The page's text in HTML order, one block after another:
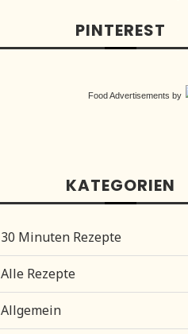
PINTEREST
Food Advertisements by
KATEGORIEN
30 Minuten Rezepte
Alle Rezepte
Allgemein